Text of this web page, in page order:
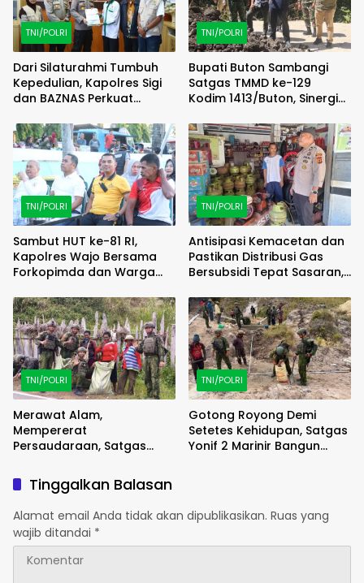
TNI/POLRI
Dari Silaturahmi Tumbuh
Kepedulian, Kapolres Sigi
dan BAZNAS Perkuat
TNI/POLRI
Bupati Buton Sambangi
Satgas TMMD ke-129
Kodim 1413/Buton, Sinergi
Menguat
TNI/POLRI
Sambut HUT ke-81 RI,
Kapolres Wajo Bersama
Forkopimda dan Warga
Karung
TNI/POLRI
Antisipasi Kemacetan dan
Pastikan Distribusi Gas
Bersubsidi Tepat Sasaran,
Patroli
TNI/POLRI
Merawat Alam,
Mempererat
Persaudaraan, Satgas
Enarotali Wujudkan Paniai
Bersih, Indonesia Asri
TNI/POLRI
Gotong Royong Demi
Setetes Kehidupan, Satgas
Yonif 2 Marinir Bangun
Tinggalkan Balasan
Alamat email Anda tidak akan dipublikasikan. Ruas yang
wajib ditandai *